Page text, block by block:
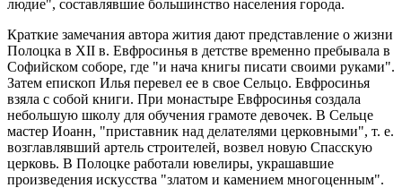
людие", составлявшие большинство населения города.
Краткие замечания автора жития дают представление о жизни
Полоцка в XII в. Евфросинья в детстве временно пребывала в
Софийском соборе, где "и нача книгы писати своими руками".
Затем епископ Илья перевел ее в свое Сельцо. Евфросинья
взяла с собой книги. При монастыре Евфросинья создала
небольшую школу для обучения грамоте девочек. В Сельце
мастер Иоанн, "приставник над делателями церковными", т. е.
возглавлявший артель строителей, возвел новую Спасскую
церковь. В Полоцке работали ювелиры, украшавшие
произведения искусства "златом и камением многоценным".